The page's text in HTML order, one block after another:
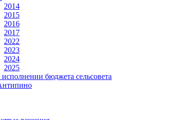
2014
2015
2016
2017
2022
2023
2024
2025
бюджета сельсовета